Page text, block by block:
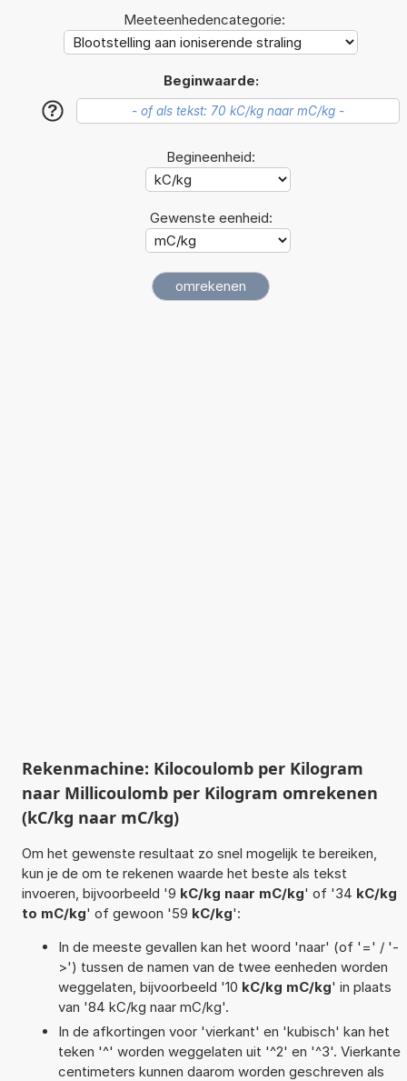
Meeteenhedencategorie:
Beginwaarde:
?
Begineenheid:
Gewenste eenheid:
Rekenmachine: Kilocoulomb per Kilogram
naar Millicoulomb per Kilogram omrekenen
(kC/kg naar mC/kg)
Om het gewenste resultaat zo snel mogelijk te bereiken,
kun je de om te rekenen waarde het beste als tekst
invoeren, bijvoorbeeld '9 kC/kg naar mC/kg' of '34 kC/kg
to mC/kg' of gewoon '59 kC/kg':
In de meeste gevallen kan het woord 'naar' (of '=' / '-
>') tussen de namen van de twee eenheden worden
weggelaten, bijvoorbeeld '10 kC/kg mC/kg' in plaats
van '84 kC/kg naar mC/kg'.
In de afkortingen voor 'vierkant' en 'kubisch' kan het
teken '^' worden weggelaten uit '^2' en '^3'. Vierkante
centimeters kunnen daarom worden geschreven als